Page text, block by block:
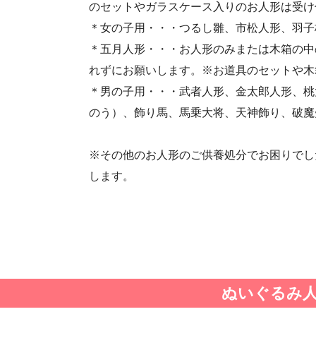
・第33回人形供養祭(令和元年9月11日(水))
・第31回人形供養祭(平成31年3月13日(水))
・第29回人形供養祭(平成30年5月23日(水))
・第27回人形供養祭(平成29年6月14日(水))
・第25回人形供養祭(平成28年6月16日(木))
・第23回人形供養祭(平成26年12月5日)
・第19回人形供養祭(平成24年11月27日)
・第17回人形供養祭(平成24年2月17日)
・第7回人形供養祭(平成20年11月25日)
・第5回人形供養祭(平成20年7月23日)
のセットやガラスケース入りのお人形は受
＊女の子用・・・つるし雛、市松人形、羽
＊五月人形・・・お人形のみまたは木箱の
れずにお願いします。※お道具のセットや
＊男の子用・・・武者人形、金太郎人形、
のう）、飾り馬、馬乗大将、天神飾り、破
※その他のお人形のご供養処分でお困りで
します。
ぬいぐるみ